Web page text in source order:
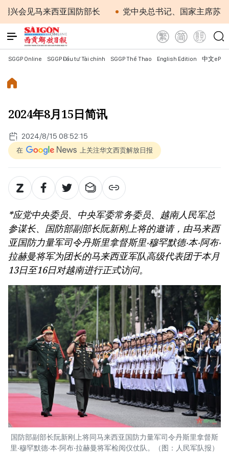
见马来西亚国防部长 党中央总书记、国家主席苏林：越
SGGP Online SGGP Đầu tư Tài chính SGGP Thể Thao English Edition 中文
2024年8月15日简讯
2024/8/15 08:52:15
在 上关注华文西贡解放日报
*应党中央委员、中央军委常务委员、越南人民军总
参谋长、国防部副部长阮新刚上将的邀请，由马来西
亚国防力量军司令丹斯里拿督斯里‧穆罕默德‧本‧阿布‧
拉赫曼将军为团长的马来西亚军队高级代表团于本月
13日至16日对越南进行正式访问。
国防部副部长阮新刚上将同马来西亚国防力量军司令丹斯里拿督斯
里‧穆罕默德‧本‧阿布‧拉赫曼将军检阅仪仗队。（图：人民军队报）